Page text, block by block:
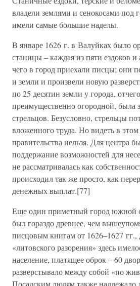
владели землями и сенокосами под
имели самые большие наделы.
В январе 1626 г. в Валуйках было
станицы – каждая из пяти ездоков и
чего в город приехали писцы; они
и земли и произвели новую
по 25 десятин земли у города,
преимущественно огородной, была
стрельцов. Безусловно, стрельцы
вложенного труда. Но видеть в
правительства нельзя. Для центра
поддержание возможностей для
не рассматривалась как
происходил так же просто, как
денежных выплат.[77]
Еще один приметный город южной
был гораздо древнее, чем
писцовым книгам от 1626–1627 гг.,
«литовского разорения» здесь
население, платящее оброк – 60
разверстывало между собой «по
Посадским людям также надлежало